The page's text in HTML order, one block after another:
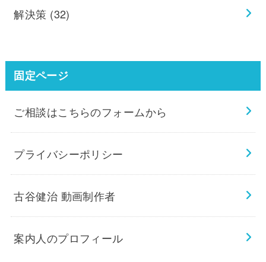
解決策 (32)
固定ページ
ご相談はこちらのフォームから
プライバシーポリシー
古谷健治 動画制作者
案内人のプロフィール